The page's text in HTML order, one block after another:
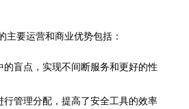
主要运营和商业优势包括：
的盲点，实现不间断服务和更好的性
行管理分配，提高了安全工具的效率